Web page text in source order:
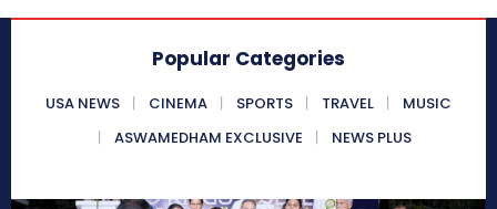
Popular Categories
USA NEWS CINEMA SPORTS TRAVEL
MUSIC
ASWAMEDHAM EXCLUSIVE
NEWS PLUS